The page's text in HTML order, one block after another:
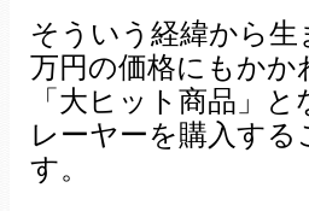
そういう経緯から生
万円の価格にもかか
「大ヒット商品」
レーヤーを購入す
す。